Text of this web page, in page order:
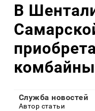
В
Служба новостей
Автор статьи